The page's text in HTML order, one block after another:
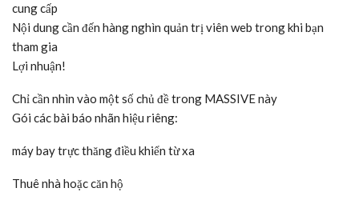
cung cấp
Nội dung cần đến hàng nghìn quản trị viên web trong khi bạn
tham gia
Lợi nhuận!
Chỉ cần nhìn vào một số chủ đề trong MASSIVE này
Gói các bài báo nhãn hiệu riêng:
máy bay trực thăng điều khiển từ xa
Thuê nhà hoặc căn hộ